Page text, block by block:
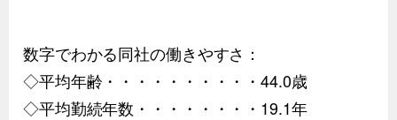
数字でわかる同社の働きやすさ：
◇平均年齢・・・・・・・・・・44.0歳
◇平均勤続年数・・・・・・・・19.1年